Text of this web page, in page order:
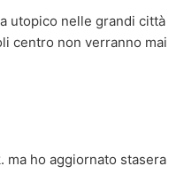
utopico nelle grandi città
centro non verranno mai
ma ho aggiornato stasera